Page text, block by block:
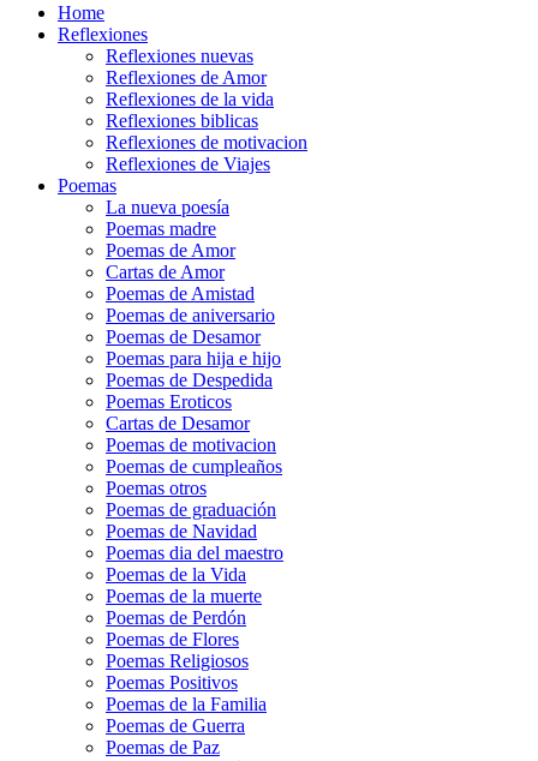
Home
Reflexiones
Reflexiones nuevas
Reflexiones de Amor
Reflexiones de la vida
Reflexiones biblicas
Reflexiones de motivacion
Reflexiones de Viajes
Poemas
La nueva poesía
Poemas madre
Poemas de Amor
Cartas de Amor
Poemas de Amistad
Poemas de aniversario
Poemas de Desamor
Poemas para hija e hijo
Poemas de Despedida
Poemas Eroticos
Cartas de Desamor
Poemas de motivacion
Poemas de cumpleaños
Poemas otros
Poemas de graduación
Poemas de Navidad
Poemas dia del maestro
Poemas de la Vida
Poemas de la muerte
Poemas de Perdón
Poemas de Flores
Poemas Religiosos
Poemas Positivos
Poemas de la Familia
Poemas de Guerra
Poemas de Paz